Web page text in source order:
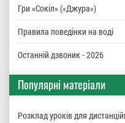
Гри «Сокіл» («Джура»)
Правила поведінки на воді
Останній дзвоник - 2026
Популярні матеріали
Розклад уроків для